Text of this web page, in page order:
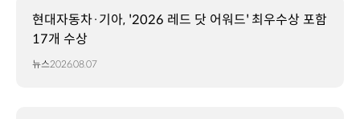
현대자동차·기아, '2026 레드 닷 어워드' 최우수상 포함
17개 수상
뉴스2026.08.07